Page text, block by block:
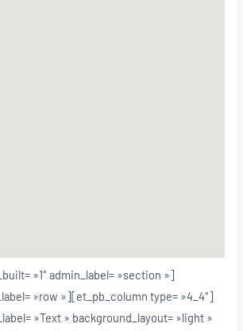
»1″ admin_label= »section »]
»row »][et_pb_column type= »4_4″]
»Text » background_layout= »light »